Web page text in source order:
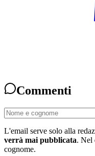
Commenti
L'email serve solo alla
verrà mai pubblicata. Nel
cognome.